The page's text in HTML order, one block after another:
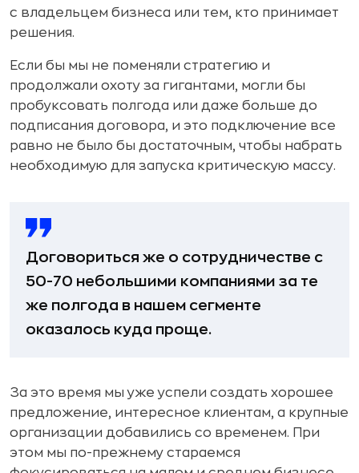
с владельцем бизнеса или тем, кто принимает
решения.
Если бы мы не поменяли стратегию и
продолжали охоту за гигантами, могли бы
пробуксовать полгода или даже больше до
подписания договора, и это подключение все
равно не было бы достаточным, чтобы набрать
необходимую для запуска критическую массу.
Договориться же о сотрудничестве с
50-70 небольшими компаниями за те
же полгода в нашем сегменте
оказалось куда проще.
За это время мы уже успели создать хорошее
предложение, интересное клиентам, а крупные
организации добавились со временем. При
этом мы по-прежнему стараемся